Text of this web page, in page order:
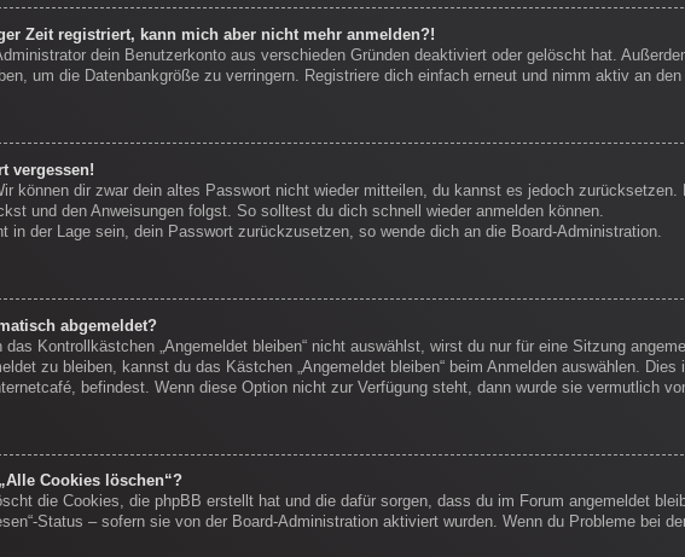
Zeit registriert, kann mich aber nicht mehr anmelden?!
dein Benutzerkonto aus verschieden Gründen deaktiviert oder gelöscht hat.
um die Datenbankgröße zu verringern. Registriere dich einfach erneut und nimm aktiv an
vergessen!
können dir zwar dein altes Passwort nicht wieder mitteilen, du kannst es jedoch
und den Anweisungen folgst. So solltest du dich schnell wieder anmelden können.
in der Lage sein, dein Passwort zurückzusetzen, so wende dich an die Board-Administration.
abgemeldet?
das Kontrollkästchen „Angemeldet bleiben“ nicht auswählst, wirst du nur für eine Sitzung
zu bleiben, kannst du das Kästchen „Angemeldet bleiben“ beim Anmelden auswählen.
befindest. Wenn diese Option nicht zur Verfügung steht, dann wurde sie vermutlich
Cookies löschen“?
die Cookies, die phpBB erstellt hat und die dafür sorgen, dass du im Forum angemeldet
Status – sofern sie von der Board-Administration aktiviert wurden. Wenn du Probleme bei